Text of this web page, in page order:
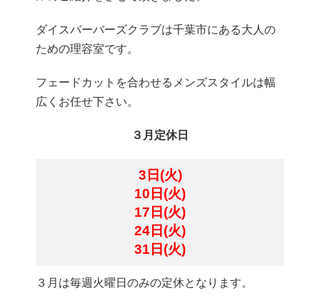
ダイスバーバーズクラブは千葉市にある大人の
ための理容室です。
フェードカットを合わせるメンズスタイルは幅
広くお任せ下さい。
３月定休日
3日(火)
10日(火)
17日(火)
24日(火)
31日(火)
３月は毎週火曜日のみの定休となります。